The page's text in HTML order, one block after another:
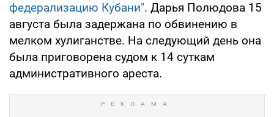
федерализацию Кубани". Дарья Полюдова 15
августа была задержана по обвинению в
мелком хулиганстве. На следующий день она
была приговорена судом к 14 суткам
административного ареста.